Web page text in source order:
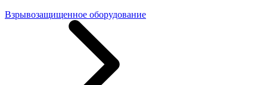
Взрывозащищенное оборудование